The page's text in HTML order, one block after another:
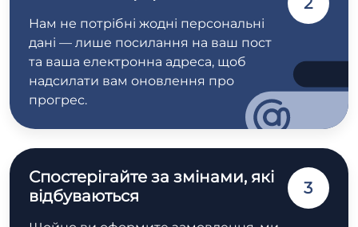
Нам не потрібні жодні персональні
дані — лише посилання на ваш пост
та ваша електронна адреса, щоб
надсилати вам оновлення про
прогрес.
Спостерігайте за змінами, які
відбуваються
3